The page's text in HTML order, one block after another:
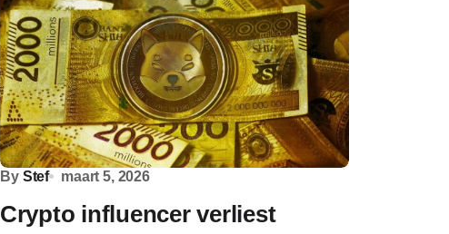
By Stef maart 5, 2026
Crypto influencer verliest